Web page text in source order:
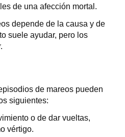
de una afección mortal.
depende de la causa y de
suele ayudar, pero los
de mareos pueden
siguientes:
o de dar vueltas,
vértigo.